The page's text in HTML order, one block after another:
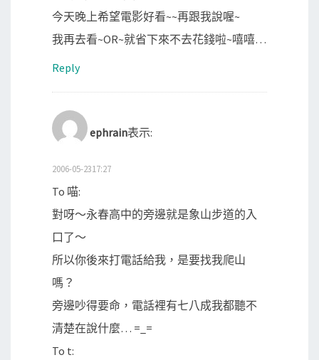
今天晚上希望電影好看~~再跟我說喔~
我再去看~OR~就省下來不去花錢啦~嘻嘻…
Reply
ephrain表示:
2006-05-2317:27
To 喵:
對呀～永春高中的旁邊就是象山步道的入
口了～
所以你後來打電話給我，是要找我爬山
嗎？
旁邊吵得要命，電話裡有七八成我都聽不
清楚在說什麼… =_=
To t: